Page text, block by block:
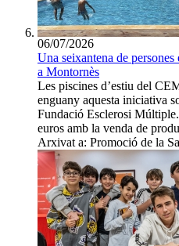
06/07/2026
Una seixantena de
a Montornès
Les piscines d’estiu del
enguany aquesta iniciativa
Fundació Esclerosi
euros amb la venda de
Arxivat a: Promoció de la